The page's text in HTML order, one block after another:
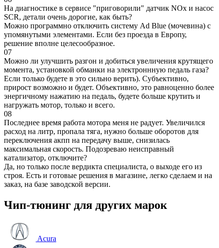
На диагностике в сервисе "приговорили" датчик NOx и насос
SCR, детали очень дорогие, как быть?
Можно программно отключить систему Ad Blue (мочевина) с
упомянутыми элементами. Если без проезда в Европу,
решение вполне целесообразное.
07
Можно ли улучшить разгон и добиться увеличения крутящего
момента, установкой обманки на электроннную педаль газа?
Если только будете в это сильно верить). Субъективно,
прирост возможно и будет. Объективно, это равноценно более
энергичному нажатию на педаль, будете больше крутить и
нагружать мотор, только и всего.
08
Последнее время работа мотора меня не радует. Увеличился
расход на литр, пропала тяга, нужно больше оборотов для
переключения акпп на передачу выше, снизилась
максимальная скорость. Подозреваю неисправный
катализатор, отключите?
Да, но только после вердикта специалиста, о выходе его из
строя. Есть и готовые решения в магазине, легко сделаем и на
заказ, на базе заводской версии.
Чип-тюнинг для других марок
Acura